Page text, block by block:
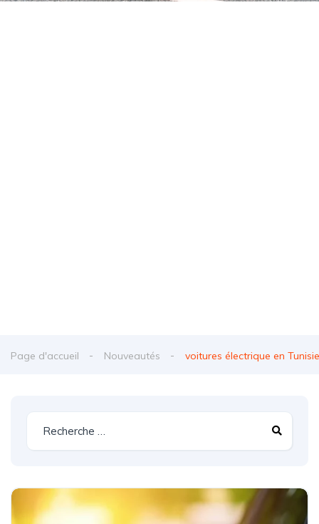
Page d'accueil Nouveautés voitures électrique en Tunisie